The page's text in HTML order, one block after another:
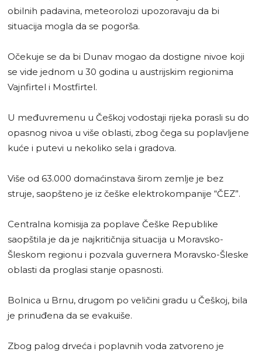
obilnih padavina, meteorolozi upozoravaju da bi
situacija mogla da se pogorša.
Očekuje se da bi Dunav mogao da dostigne nivoe koji
se vide jednom u 30 godina u austrijskim regionima
Vajnfirtel i Mostfirtel.
U međuvremenu u Češkoj vodostaji rijeka porasli su do
opasnog nivoa u više oblasti, zbog čega su poplavljene
kuće i putevi u nekoliko sela i gradova.
Više od 63.000 domaćinstava širom zemlje je bez
struje, saopšteno je iz češke elektrokompanije “ČEZ”.
Centralna komisija za poplave Češke Republike
saopštila je da je najkritičnija situacija u Moravsko-
Šleskom regionu i pozvala guvernera Moravsko-Šleske
oblasti da proglasi stanje opasnosti.
Bolnica u Brnu, drugom po veličini gradu u Češkoj, bila
je prinuđena da se evakuiše.
Zbog palog drveća i poplavnih voda zatvoreno je